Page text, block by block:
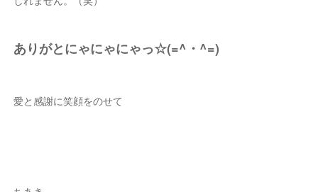
ありがとにゃにゃにゃっ☆(=^・^=)
愛と感謝に笑顔をのせて